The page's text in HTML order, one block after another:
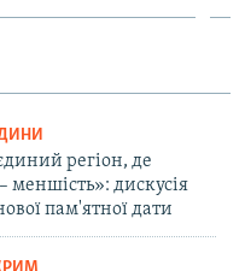
регіон, де
меншість»: дискусія
пам'ятної дати